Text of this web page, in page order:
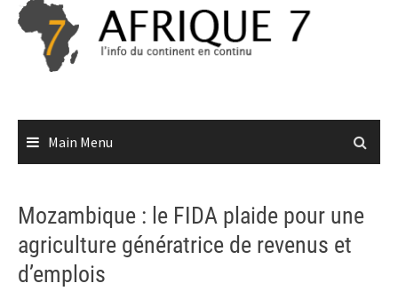
Skip
content
Main Menu
Mozambique : le FIDA plaide pour une
agriculture génératrice de revenus et
d’emplois